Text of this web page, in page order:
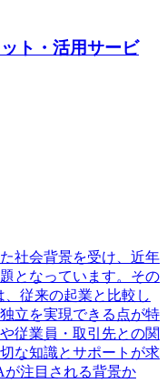
ト・活用サービ
社会背景を受け、近年
となっています。その
従来の起業と比較し
立を実現できる点が特
従業員・取引先との関
な知識とサポートが求
注目される背景か